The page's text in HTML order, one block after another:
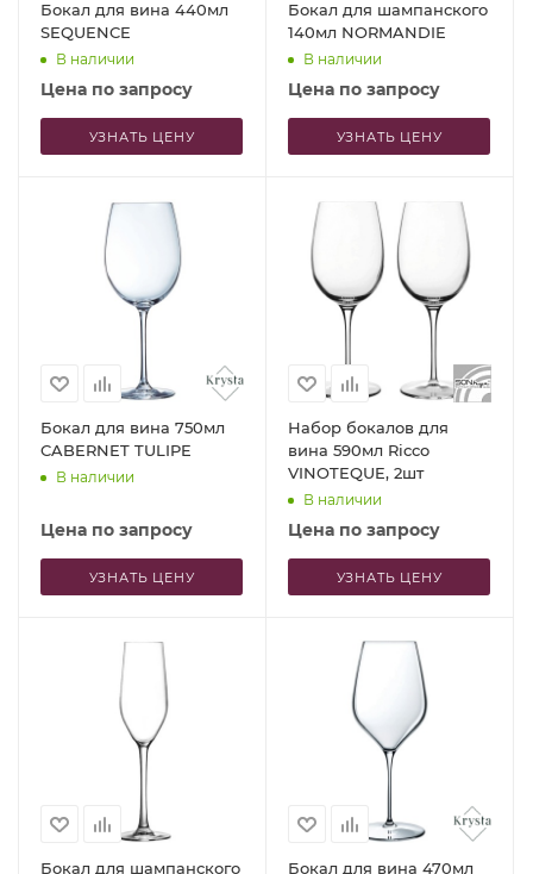
Бокал для вина 440мл
SEQUENCE
В наличии
Цена по запросу
УЗНАТЬ ЦЕНУ
Бокал для шампанского
140мл NORMANDIE
В наличии
Цена по запросу
УЗНАТЬ ЦЕНУ
Бокал для вина 750мл
CABERNET TULIPE
В наличии
Цена по запросу
УЗНАТЬ ЦЕНУ
Набор бокалов для
вина 590мл Ricco
VINOTEQUE, 2шт
В наличии
Цена по запросу
УЗНАТЬ ЦЕНУ
Бокал для шампанского
Бокал для вина 470мл